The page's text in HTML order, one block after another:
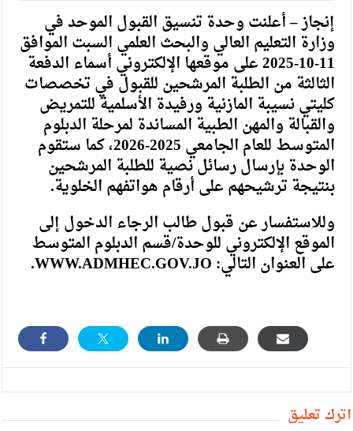
دعوة المكلفين بخدمة العلم (الدفعة الثالثة) إلى مراجعة منصة خدمة
العلم
الملك يلتقي مجموعة من رفاق السلاح
الملك يتلقى اتصالا هاتفيا من العاهل البحريني
القاضي محمود أحمد فريحات.. مبارك ومزيدا من التوفيق
إنجاز – أعلنت وحدة تنسيق القبول الموحد في
وزارة التعليم العالي والبحث العلمي السبت الموافق
11-10-2025 على موقعها الإلكتروني أسماء الدفعة
الثالثة من الطلبة المرشحين للقبول في تخصصات
كليتي نسيبة المازنية ورفيدة الأسلمية للتمريض
والقبالة والمهن الطبية المساندة لمرحلة الدبلوم
المتوسط للعام الجامعي 2025-2026، كما ستقوم
الوحدة بإرسال رسائل نصية للطلبة المرشحين
بنتيجة ترشيحهم على أرقام هواتفهم الخلوية.
وللاستفسار عن قبول طالب الرجاء الدخول إلى
الموقع الإلكتروني للوحدة/قسم الدبلوم المتوسط
على العنوان التالي: WWW.ADMHEC.GOV.JO.
أترك تعليق